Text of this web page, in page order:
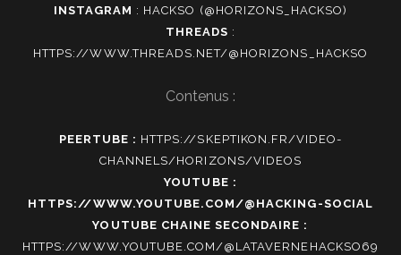
INSTAGRAM : HACKSO (@HORIZONS_HACKSO)
THREADS :
HTTPS://WWW.THREADS.NET/@HORIZONS_HACKSO
Contenus :
PEERTUBE : HTTPS://SKEPTIKON.FR/VIDEO-
CHANNELS/HORIZONS/VIDEOS
YOUTUBE :
HTTPS://WWW.YOUTUBE.COM/@HACKING-SOCIAL
YOUTUBE CHAINE SECONDAIRE :
HTTPS://WWW.YOUTUBE.COM/@LATAVERNEHACKSO69